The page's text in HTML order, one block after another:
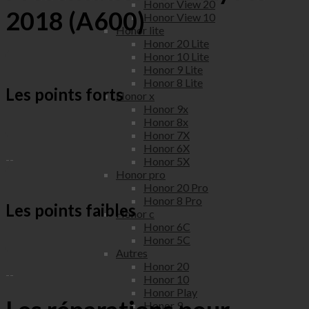
Honor View 20
Honor View 10
Honor lite
Honor 20 Lite
Honor 10 Lite
Honor 9 Lite
Honor 8 Lite
Honor x
Honor 9x
Honor 8x
Honor 7X
Honor 6X
Honor 5X
Honor pro
Honor 20 Pro
Honor 8 Pro
Honor c
Honor 6C
Honor 5C
Autres
Honor 20
Honor 10
Honor Play
Honor 9
2018 (A600)
Les points forts
--
Les points faibles
--